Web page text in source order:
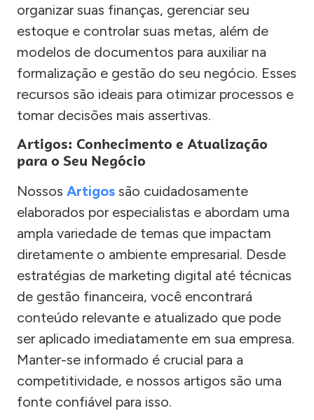
organizar suas finanças, gerenciar seu
estoque e controlar suas metas, além de
modelos de documentos para auxiliar na
formalização e gestão do seu negócio. Esses
recursos são ideais para otimizar processos e
tomar decisões mais assertivas.
Artigos: Conhecimento e Atualização
para o Seu Negócio
Nossos Artigos são cuidadosamente
elaborados por especialistas e abordam uma
ampla variedade de temas que impactam
diretamente o ambiente empresarial. Desde
estratégias de marketing digital até técnicas
de gestão financeira, você encontrará
conteúdo relevante e atualizado que pode
ser aplicado imediatamente em sua empresa.
Manter-se informado é crucial para a
competitividade, e nossos artigos são uma
fonte confiável para isso.